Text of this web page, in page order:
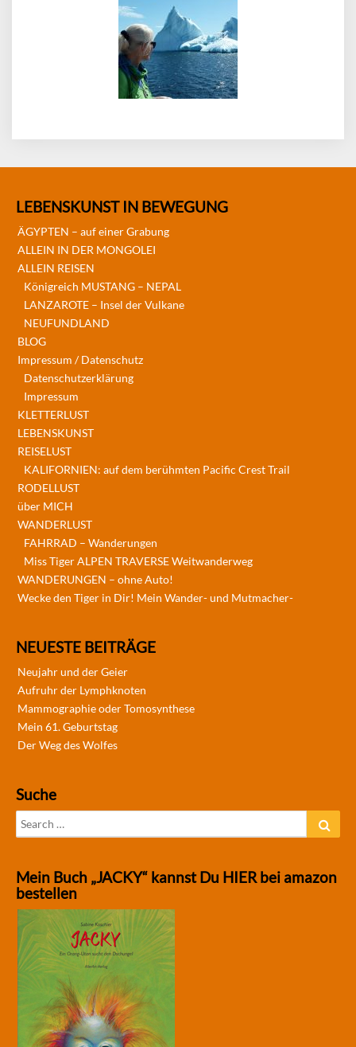
LEBENSKUNST IN BEWEGUNG
ÄGYPTEN – auf einer Grabung
ALLEIN IN DER MONGOLEI
ALLEIN REISEN
Königreich MUSTANG – NEPAL
LANZAROTE – Insel der Vulkane
NEUFUNDLAND
BLOG
Impressum / Datenschutz
Datenschutzerklärung
Impressum
KLETTERLUST
LEBENSKUNST
REISELUST
KALIFORNIEN: auf dem berühmten Pacific Crest Trail
RODELLUST
über MICH
WANDERLUST
FAHRRAD – Wanderungen
Miss Tiger ALPEN TRAVERSE Weitwanderweg
WANDERUNGEN – ohne Auto!
Wecke den Tiger in Dir! Mein Wander- und Mutmacher-
NEUESTE BEITRÄGE
Neujahr und der Geier
Aufruhr der Lymphknoten
Mammographie oder Tomosynthese
Mein 61. Geburtstag
Der Weg des Wolfes
Suche
Search
for:
Mein Buch „JACKY“ kannst Du HIER bei amazon
bestellen